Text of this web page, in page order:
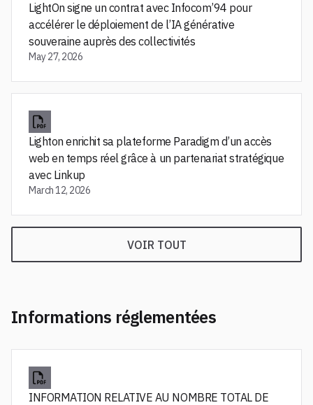
LightOn signe un contrat avec Infocom’94 pour
accélérer le déploiement de l’IA générative
souveraine auprès des collectivités
May 27, 2026
Lighton enrichit sa plateforme Paradigm d’un accès
web en temps réel grâce à un partenariat stratégique
avec Linkup
March 12, 2026
VOIR TOUT
Informations réglementées
INFORMATION RELATIVE AU NOMBRE TOTAL DE